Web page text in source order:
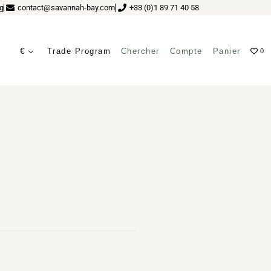
contact@savannah-bay.com +33 (0)1 89 71 40 58
€ Trade Program Chercher Compte Panier 0